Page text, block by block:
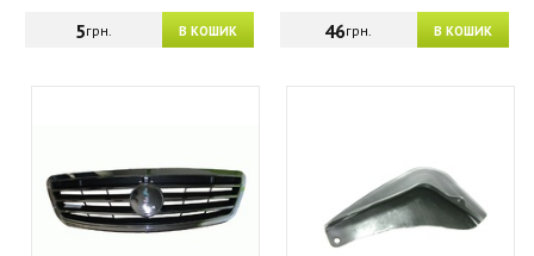
В КОШИК
5грн. В КОШИК
46грн.